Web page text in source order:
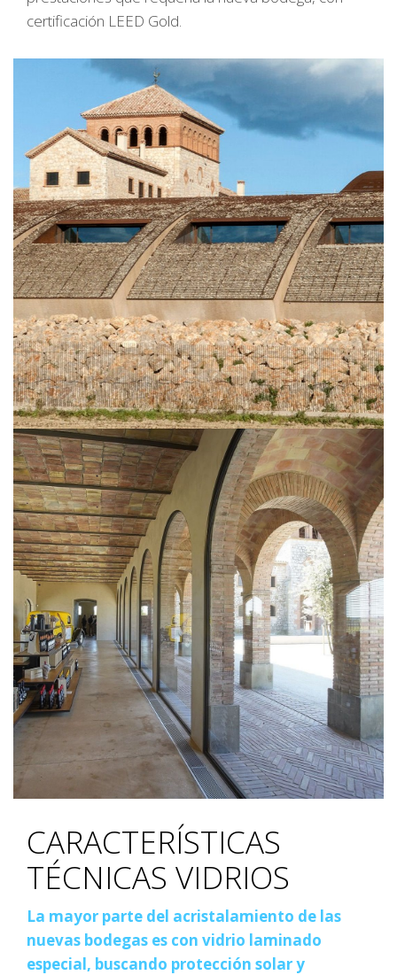
certificación LEED Gold.
CARACTERÍSTICAS
TÉCNICAS VIDRIOS
La mayor parte del acristalamiento de las
nuevas bodegas es con vidrio laminado
especial, buscando protección solar y